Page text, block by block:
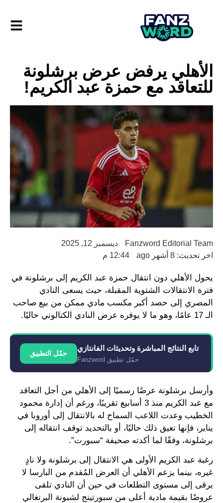
الأهلي يرفض عرض برشلونة
للتعاقد مع حمزة عبد الكريم!
Fanzword Editorial Team
ديسمبر 12, 2025
اخر تحديث: 8 أشهر ago
12:44 م
يحول الأهلي دون انتقال حمزة عبد الكريم إلى برشلونة في
فترة الانتقالات الشتوية المقبلة، حيث يسعى النادي
المصري إلى حصد أكبر مكسب مادي ممكن من بيع صاحب
الـ 17 عامًا، وهو ما لا يوفره عرض النادي الكتالوني حاليًا.
تابع النتائج المباشرة وتحديثات الفانتازي
حمّل تطبيق Fanzword
حمّل التطبيق
وأرسل برشلونة عرضًا رسميًا إلى الأهلي من أجل التعاقد
مع عبد الكريم منذ 3 أسابيع تقريبًا، ورغم أن إدارة محمود
الخطيب وعدت اللاعب السماح له بالانتقال إلى أوروبا في
يناير، فإنها تعيق ذلك حاليًا، أو بالتحديد توقف انتقاله إلى
برشلونة، وفقًا لما أكدته صحيفة “سبورت”.
رغبة عبد الكريم الأولى هي الانتقال إلى برشلونة ولا نادٍ
غيره، بينما يزعم الأهلي أن العرض المُقدم من البارسا لا
يرقى إلى مستوى التطلعات في حين أن النادي تلقى
عروضًا بقيمة مادية أعلى من سبورتينج لشبونة البرتغالي